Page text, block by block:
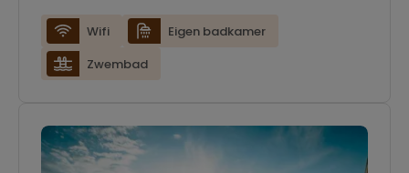
Wifi
Eigen badkamer
Zwembad